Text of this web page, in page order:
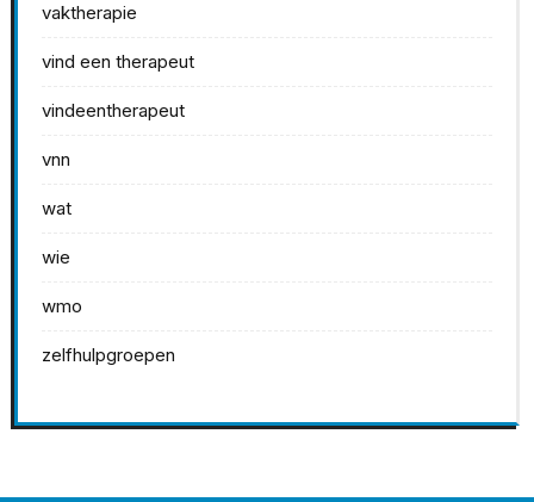
vaktherapie
vind een therapeut
vindeentherapeut
vnn
wat
wie
wmo
zelfhulpgroepen